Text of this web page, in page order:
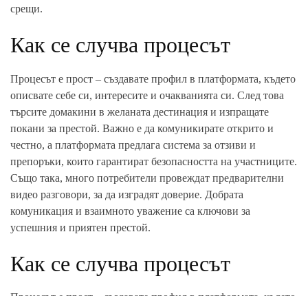
срещи.
Как се случва процесът
Процесът е прост – създавате профил в платформата, където
описвате себе си, интересите и очакванията си. След това
търсите домакини в желаната дестинация и изпращате
покани за престой. Важно е да комуникирате открито и
честно, а платформата предлага система за отзиви и
препоръки, които гарантират безопасността на участниците.
Също така, много потребители провеждат предварителни
видео разговори, за да изградят доверие. Добрата
комуникация и взаимното уважение са ключови за
успешния и приятен престой.
Как се случва процесът